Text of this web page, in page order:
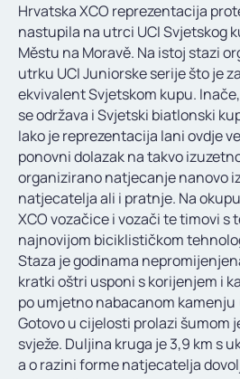
KONTAKT
Hrvatska XCO reprezentacija
nastupila na utrci UCI Svjetskog
Městu na Moravě. Na istoj stazi
utrku UCI Juniorske serije što je
ekvivalent Svjetskom kupu.
se održava i Svjetski biatlonski
Iako je reprezentacija lani ovdje
ponovni dolazak na takvo
organizirano natjecanje nanovo
natjecatelja ali i pratnje. Na
XCO vozačice i vozači te timovi s
najnovijom biciklističkom
Staza je godinama
kratki oštri usponi s korijenjem i
po umjetno nabacanom kamenju
Gotovo u cijelosti prolazi šumom
svježe. Duljina kruga je 3,9 km s
a o razini forme natjecatelja